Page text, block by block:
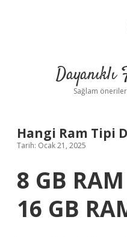
Sağlam
Hangi Ram Tipi
Tarih: Ocak 21, 2025
8 GB
16 GB